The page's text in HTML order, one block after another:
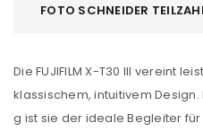
FOTO SCHNEIDER
Die FUJIFILM X-T30 III vereint
klassischem, intuitivem
g ist sie der ideale Begleiter